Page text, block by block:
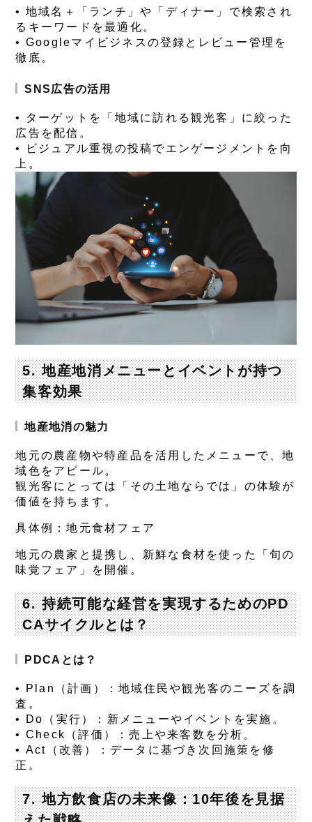
• 地域名＋「ランチ」や「ディナー」で検索され
るキーワードを最適化。
• Googleマイビジネスの登録とレビュー管理を
徹底。
SNS広告の活用
• ターゲットを「地域に訪れる観光客」に絞った
広告を配信。
• ビジュアル重視の投稿でエンゲージメントを向
上。
5. 地産地消メニューとイベントが持つ
集客効果
地産地消の魅力
地元の農産物や特産品を活用したメニューで、地
域色をアピール。
観光客にとっては「その土地ならでは」の体験が
価値を持ちます。
具体例：地元食材フェア
地元の農家と提携し、新鮮な食材を使った「旬の
味覚フェア」を開催。
6. 持続可能な経営を実現するためのPD
CAサイクルとは？
PDCAとは？
• Plan（計画）
：地域住民や観光客のニーズを調
査。
•
Do（実行）
：新メニューやイベントを実施。
• Check（評価）
：売上や来客数を分析。
• Act（改善）
：データに基づき次回施策を修
正。
7. 地方飲食店の未来像：10年後を見据